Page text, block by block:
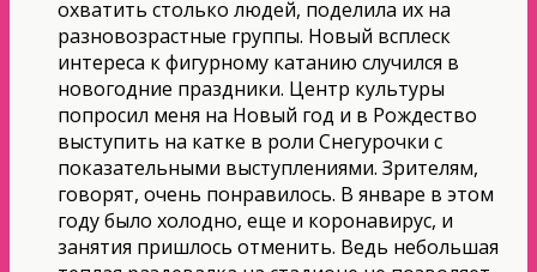
охватить столько людей, поделила их на
разновозрастные группы. Новый всплеск
интереса к фигурному катанию случился в
новогодние праздники. Центр культуры
попросил меня на Новый год и в Рождество
выступить на катке в роли Снегурочки с
показательными выступлениями. Зрителям,
говорят, очень понравилось. В январе в этом
году было холодно, еще и коронавирус, и
занятия пришлось отменить. Ведь небольшая